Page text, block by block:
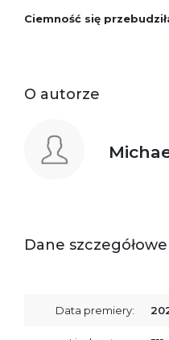
Ciemność się
O autorze
Dane szczegółowe
Data premiery: